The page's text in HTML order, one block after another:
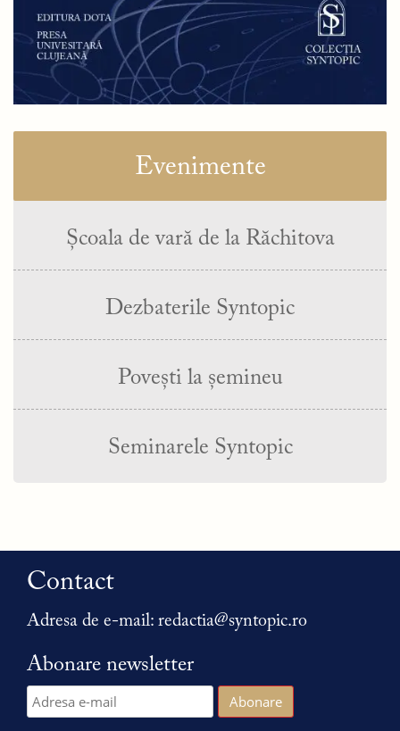
Evenimente
Școala de vară de la Răchitova
Dezbaterile Syntopic
Povești la șemineu
Seminarele Syntopic
Contact
Adresa de e-mail: redactia@syntopic.ro
Abonare newsletter